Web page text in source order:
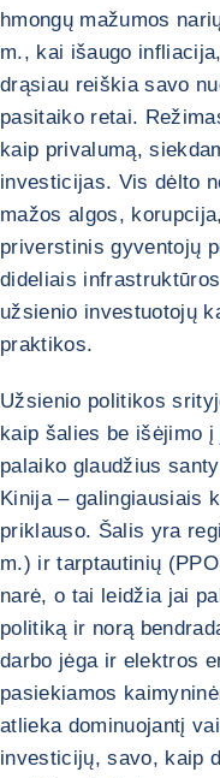
hmongų mažumos
m., kai išaugo
drąsiau reiškia savo
pasitaiko retai.
kaip privalumą,
investicijas. Vis dėlto
mažos algos,
priverstinis gyventojų
dideliais
užsienio investuotojų
praktikos.
Užsienio politikos
kaip šalies be išėjimo
palaiko glaudžius
Kinija – galingiausiais
priklauso. Šalis yra
m.) ir tarptautinių
narė, o tai leidžia jai
politiką ir norą
darbo jėga ir elektros
pasiekiamos
atlieka dominuojantį
investicijų, savo, kaip